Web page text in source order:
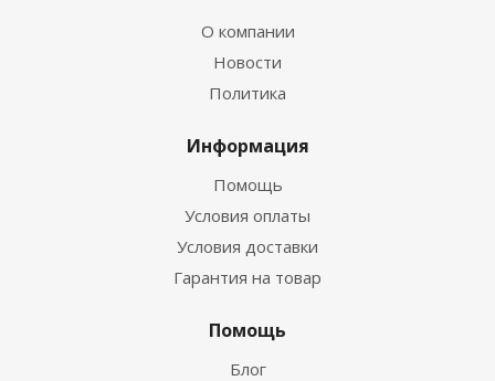
О компании
Новости
Политика
Информация
Помощь
Условия оплаты
Условия доставки
Гарантия на товар
Помощь
Блог